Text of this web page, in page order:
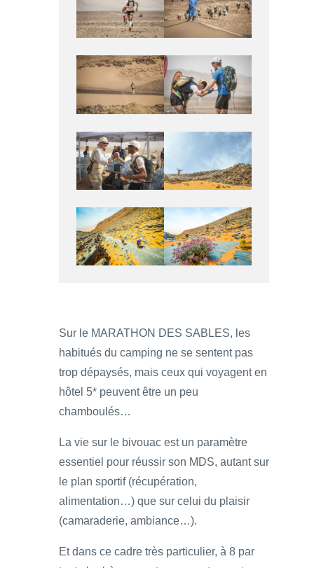
Sur le MARATHON DES SABLES, les
habitués du camping ne se sentent pas
trop dépaysés, mais ceux qui voyagent en
hôtel 5* peuvent être un peu
chamboulés…
La vie sur le bivouac est un paramètre
essentiel pour réussir son MDS, autant sur
le plan sportif (récupération,
alimentation…) que sur celui du plaisir
(camaraderie, ambiance…).
Et dans ce cadre très particulier, à 8 par